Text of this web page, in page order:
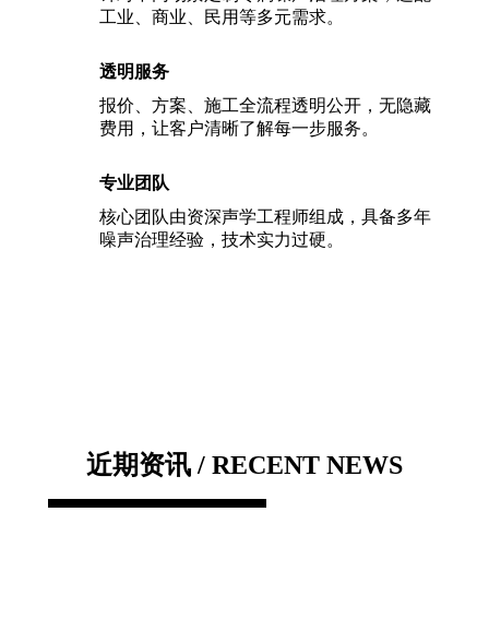
工业、商业、民用等多元需求。
透明服务
报价、方案、施工全流程透明公开，无隐藏
费用，让客户清晰了解每一步服务。
专业团队
核心团队由资深声学工程师组成，具备多年
噪声治理经验，技术实力过硬。
近期资讯 / RECENT NEWS